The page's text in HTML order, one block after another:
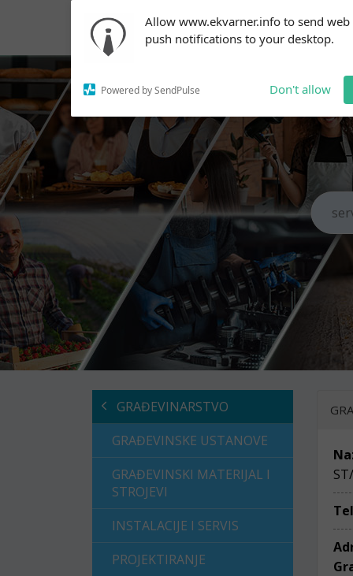
Allow www.ekvarner.info to send web
push notifications to your desktop.
Powered by SendPulse Don't allow
notifications!
To enable permission prompts, click
on the notification icon
GRAĐEVINARSTVO
GRAĐEVINSKE USTANOVE
GRAĐEVINSKI MATERIJAL I
STROJEVI
INSTALACIJE I SERVIS
PROJEKTIRANJE